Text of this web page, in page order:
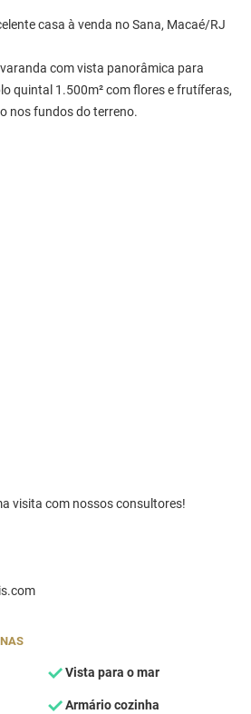
casa à venda no Sana, Macaé/RJ
com vista panorâmica para
quintal 1.500m² com flores e frutíferas,
nos fundos do terreno.
visita com nossos consultores!
Vista para o mar
Armário cozinha